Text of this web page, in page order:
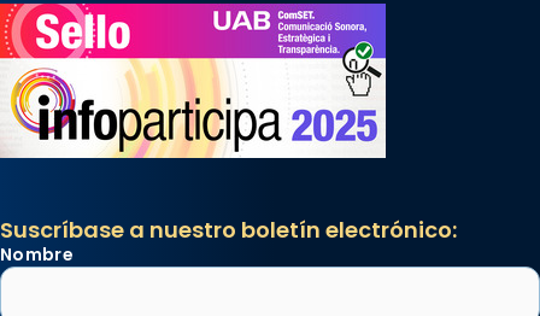
Suscríbase a nuestro boletín electrónico:
Nombre